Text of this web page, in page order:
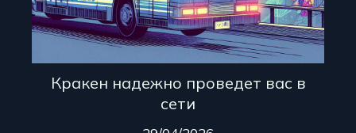
Кракен надежно проведет вас в
сети